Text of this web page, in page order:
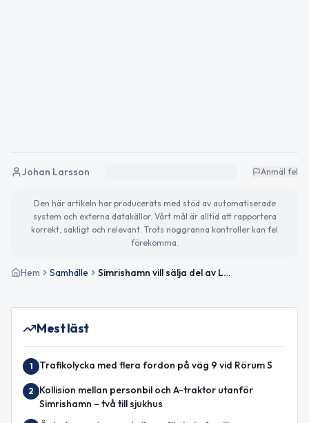
Johan Larsson Anmäl fel
Den här artikeln har producerats med stöd av automatiserade
system och externa datakällor. Vårt mål är alltid att rapportera
korrekt, sakligt och relevant. Trots noggranna kontroller kan fel
förekomma.
Hem Samhälle Simrishamn vill sälja del av Lasarettsparken
Mest läst
1 Trafikolycka med flera fordon på väg 9 vid Rörum S
2
Kollision mellan personbil och A-traktor utanför
Simrishamn – två till sjukhus